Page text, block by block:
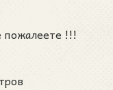
!!!